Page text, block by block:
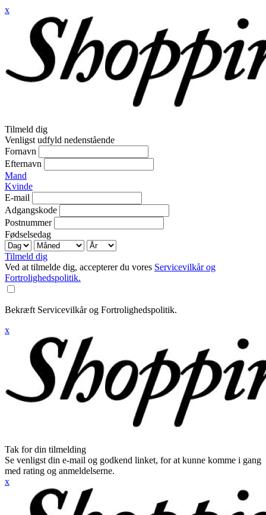
x
Tilmeld dig
Venligst udfyld nedenstående
Fornavn
Efternavn
Mand
Kvinde
E-mail
Adgangskode
Postnummer
Fødselsedag
Tilmeld dig
Ved at tilmelde dig, accepterer du vores Servicevilkår og
Fortrolighedspolitik.
Bekræft Servicevilkår og Fortrolighedspolitik.
x
Tak for din tilmelding
Se venligst din e-mail og godkend linket, for at kunne komme i gang
med rating og anmeldelserne.
x